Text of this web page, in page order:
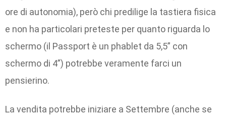
ore di autonomia), però chi predilige la tastiera fisica
e non ha particolari preteste per quanto riguarda lo
schermo (il Passport è un phablet da 5,5” con
schermo di 4”) potrebbe veramente farci un
pensierino.
La vendita potrebbe iniziare a Settembre (anche se